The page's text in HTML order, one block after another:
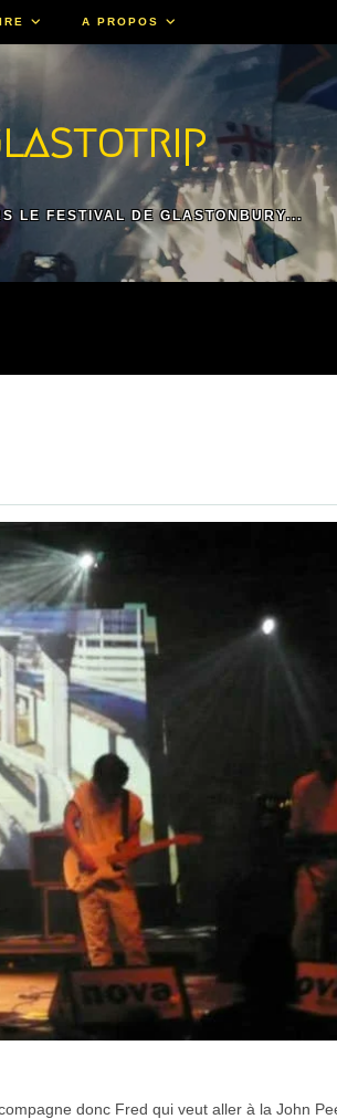
A PROPOS
LE FESTIVAL DE GLASTONBURY...
donc Fred qui veut aller à la John